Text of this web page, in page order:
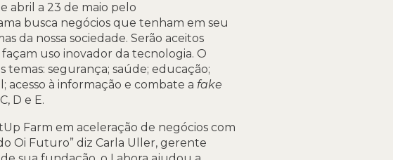
abril a 23 de maio pelo
busca negócios que tenham em seu
da nossa sociedade. Serão aceitos
uso inovador da tecnologia. O
segurança; saúde; educação;
acesso à informação e combate a fake
D e E.
Farm em aceleração de negócios com
Oi Futuro” diz Carla Uller, gerente